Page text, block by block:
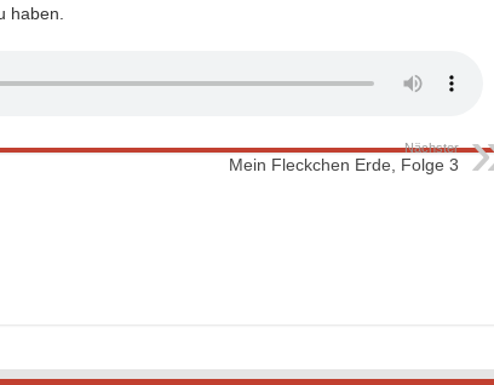
haben.
Nächster
Mein Fleckchen Erde, Folge 3